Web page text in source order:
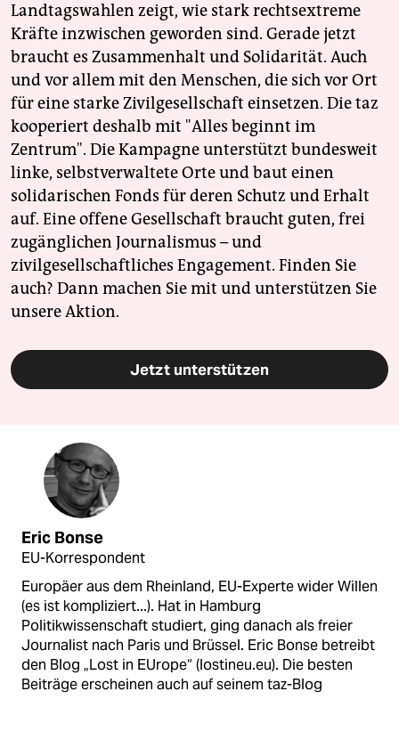
Landtagswahlen zeigt, wie stark rechtsextreme
Kräfte inzwischen geworden sind. Gerade jetzt
braucht es Zusammenhalt und Solidarität. Auch
und vor allem mit den Menschen, die sich vor Ort
für eine starke Zivilgesellschaft einsetzen. Die taz
kooperiert deshalb mit "Alles beginnt im
Zentrum". Die Kampagne unterstützt bundesweit
linke, selbstverwaltete Orte und baut einen
solidarischen Fonds für deren Schutz und Erhalt
auf. Eine offene Gesellschaft braucht guten, frei
zugänglichen Journalismus – und
zivilgesellschaftliches Engagement. Finden Sie
auch? Dann machen Sie mit und unterstützen Sie
unsere Aktion.
Jetzt unterstützen
Eric Bonse
EU-Korrespondent
Europäer aus dem Rheinland, EU-Experte wider Willen
(es ist kompliziert...). Hat in Hamburg
Politikwissenschaft studiert, ging danach als freier
Journalist nach Paris und Brüssel. Eric Bonse betreibt
den Blog „Lost in EUrope“ (lostineu.eu). Die besten
Beiträge erscheinen auch auf seinem taz-Blog